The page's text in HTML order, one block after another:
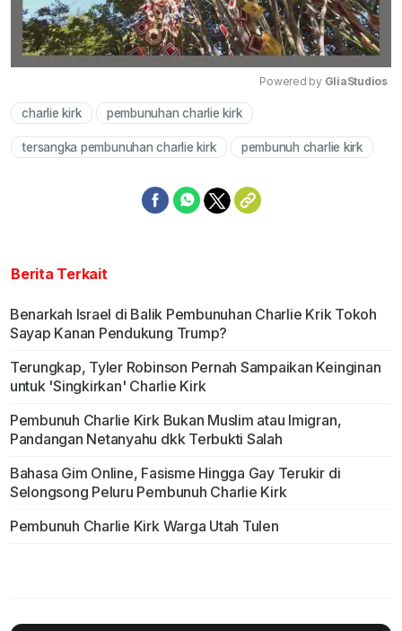
Powered by GliaStudios
charlie kirk pembunuhan charlie kirk
tersangka pembunuhan charlie kirk pembunuh charlie kirk
Berita Terkait
Benarkah Israel di Balik Pembunuhan Charlie Krik Tokoh
Sayap Kanan Pendukung Trump?
Terungkap, Tyler Robinson Pernah Sampaikan Keinginan
untuk 'Singkirkan' Charlie Kirk
Pembunuh Charlie Kirk Bukan Muslim atau Imigran,
Pandangan Netanyahu dkk Terbukti Salah
Bahasa Gim Online, Fasisme Hingga Gay Terukir di
Selongsong Peluru Pembunuh Charlie Kirk
Pembunuh Charlie Kirk Warga Utah Tulen